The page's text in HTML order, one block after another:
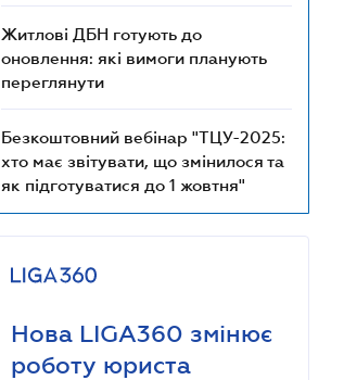
Житлові ДБН готують до
оновлення: які вимоги планують
переглянути
Безкоштовний вебінар "ТЦУ-2025:
хто має звітувати, що змінилося та
як підготуватися до 1 жовтня"
Нова LIGA360 змінює
роботу юриста